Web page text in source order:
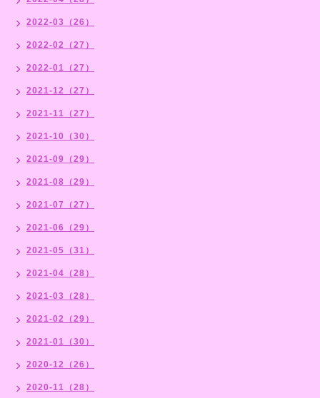
2022-03（26）
2022-02（27）
2022-01（27）
2021-12（27）
2021-11（27）
2021-10（30）
2021-09（29）
2021-08（29）
2021-07（27）
2021-06（29）
2021-05（31）
2021-04（28）
2021-03（28）
2021-02（29）
2021-01（30）
2020-12（26）
2020-11（28）